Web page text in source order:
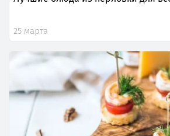
25 марта